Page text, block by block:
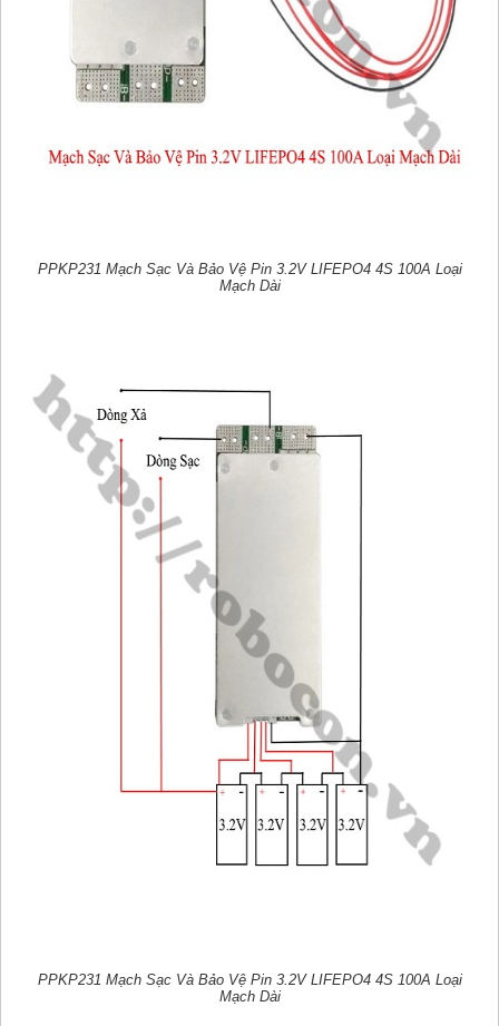
PPKP231 Mạch Sạc Và Bảo Vệ Pin 3.2V LIFEPO4 4S 100A Loại
Mạch Dài
PPKP231 Mạch Sạc Và Bảo Vệ Pin 3.2V LIFEPO4 4S 100A Loại
Mạch Dài